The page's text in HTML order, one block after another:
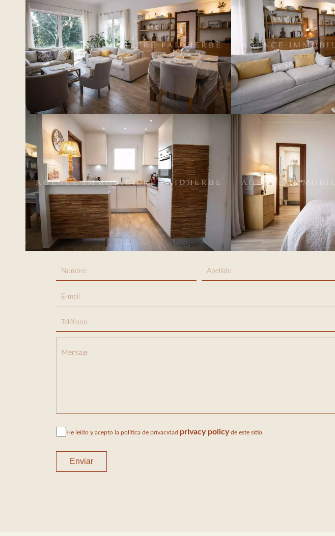
He leído y acepto la política de privacidad privacy policyde este sitio
Enviar